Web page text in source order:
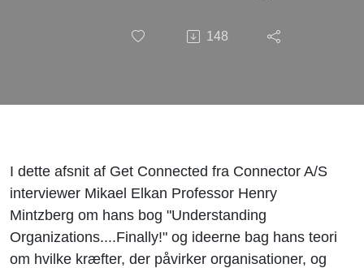
Finally! -
148
I dette afsnit af Get Connected fra Connector A/S
interviewer Mikael Elkan Professor Henry
Mintzberg om hans bog "Understanding
Organizations....Finally!" og ideerne bag hans teori
om hvilke kræfter, der påvirker organisationer, og